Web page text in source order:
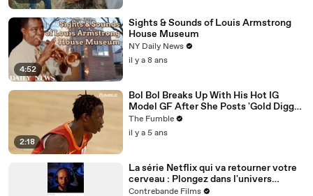
4:52
Sights & Sounds of Louis Armstrong
House Museum
NY Daily News
il y a 8 ans
2:18
Bol Bol Breaks Up With His Hot IG
Model GF After She Posts 'Gold Digger
For Life' In TikTok Video
The Fumble
il y a 5 ans
La série Netflix qui va retourner votre
cerveau : Plongez dans l'univers
complexe de DARK
Contrebande Films